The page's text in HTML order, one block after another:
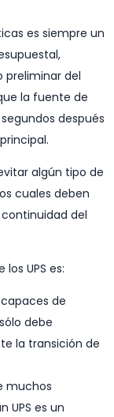
es siempre un
preliminar del
la fuente de
después
algún tipo de
cuales deben
del
UPS es:
de
debe
la transición de
muchos
UPS es un